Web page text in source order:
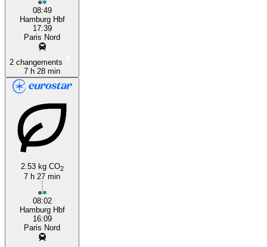
08:49
Hamburg Hbf
17:39
Paris Nord
2 changements
7 h 28 min
2.53 kg CO2
7 h 27 min
08:02
Hamburg Hbf
16:09
Paris Nord